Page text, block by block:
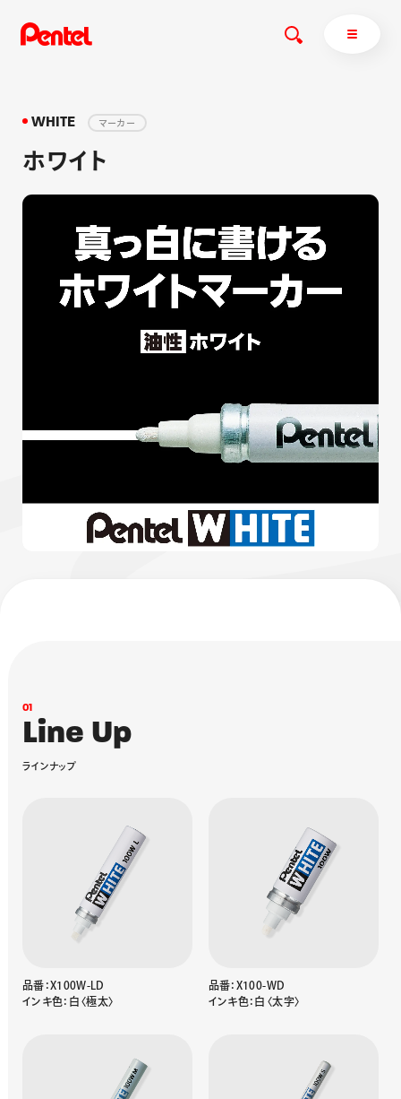
エナージェル
ボールペン
ペン
マーカー
消し具
その他
ぺんてるについて
ぺんてるについてトップ
採用情報
WHITE マーカー
ホワイト
01
Line Up
ラインナップ
品番：X100W-LD
インキ色：白〈極太〉
品番：X100-WD
インキ色：白〈太字〉